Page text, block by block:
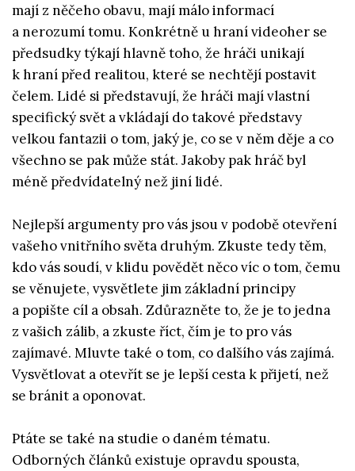
mají z něčeho obavu, mají málo informací
a nerozumí tomu. Konkrétně u hraní videoher se
předsudky týkají hlavně toho, že hráči unikají
k hraní před realitou, které se nechtějí postavit
čelem. Lidé si představují, že hráči mají vlastní
specifický svět a vkládají do takové představy
velkou fantazii o tom, jaký je, co se v něm děje a co
všechno se pak může stát. Jakoby pak hráč byl
méně předvídatelný než jiní lidé.
Nejlepší argumenty pro vás jsou v podobě otevření
vašeho vnitřního světa druhým. Zkuste tedy těm,
kdo vás soudí, v klidu povědět něco víc o tom, čemu
se věnujete, vysvětlete jim základní principy
a popište cíl a obsah. Zdůrazněte to, že je to jedna
z vašich zálib, a zkuste říct, čím je to pro vás
zajímavé. Mluvte také o tom, co dalšího vás zajímá.
Vysvětlovat a otevřít se je lepší cesta k přijetí, než
se bránit a oponovat.
Ptáte se také na studie o daném tématu.
Odborných článků existuje opravdu spousta,